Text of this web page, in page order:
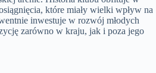
które miały wielki wpływ na
inwestuje w rozwój młodych
zarówno w kraju, jak i poza jego